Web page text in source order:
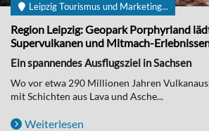
Leipzig Tourismus und Marketing...
Region Leipzig: Geopark Porphyrland
Supervulkanen und Mitmach-
Ein spannendes Ausflugsziel in Sachsen
Wo vor etwa 290 Millionen Jahren
mit Schichten aus Lava und Asche...
Weiterlesen